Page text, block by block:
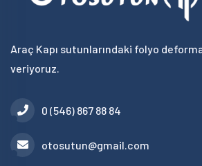
Araç Kapı sutunlarındaki folyo
veriyoruz.
0 (546) 867 88 84
otosutun@gmail.com